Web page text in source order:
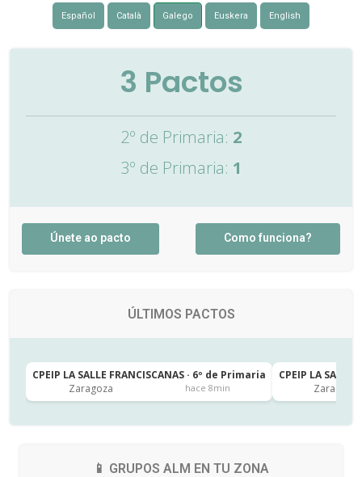
Español Català Galego Euskera English
3 Pactos
2º de Primaria: 2
3º de Primaria: 1
Únete ao pacto Como funciona?
ÚLTIMOS PACTOS
CPEIP LA SALLE FRANCISCANAS · 6º de Primaria
Zaragoza
hace 8min
CPEIP LA SALLE
Zaragoza
📱 GRUPOS ALM EN TU ZONA